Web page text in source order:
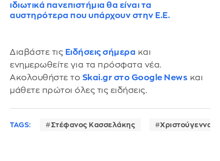
ιδιωτικά πανεπιστήμια θα είναι τα
αυστηρότερα που υπάρχουν στην Ε.Ε.
Διαβάστε τις Ειδήσεις σήμερα και
ενημερωθείτε για τα πρόσφατα νέα.
Ακολουθήστε το Skai.gr στο Google News και
μάθετε πρώτοι όλες τις ειδήσεις.
TAGS: Στέφανος Κασσελάκης Χριστούγεννα